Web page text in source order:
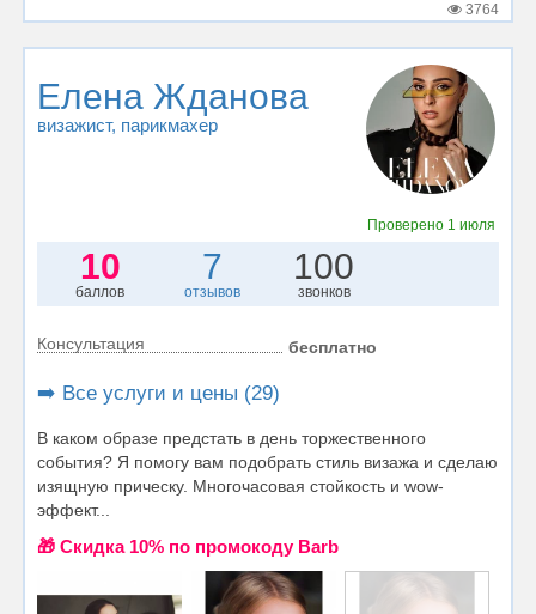
3764
Елена Жданова
визажист, парикмахер
Проверено 1 июля
10
баллов
7
отзывов
100
звонков
Консультация бесплатно
➡️ Все услуги и цены (29)
В каком образе предстать в день торжественного
события? Я помогу вам подобрать стиль визажа и сделаю
изящную прическу. Многочасовая стойкость и wow-
эффект...
🎁 Cкидка 10% по промокоду Barb